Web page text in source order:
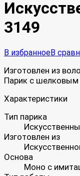
3149
В избранноеВ
Изготовлен из
Парик с
Характеристики
Тип парика
Изготовлен из
Основа
Моно с